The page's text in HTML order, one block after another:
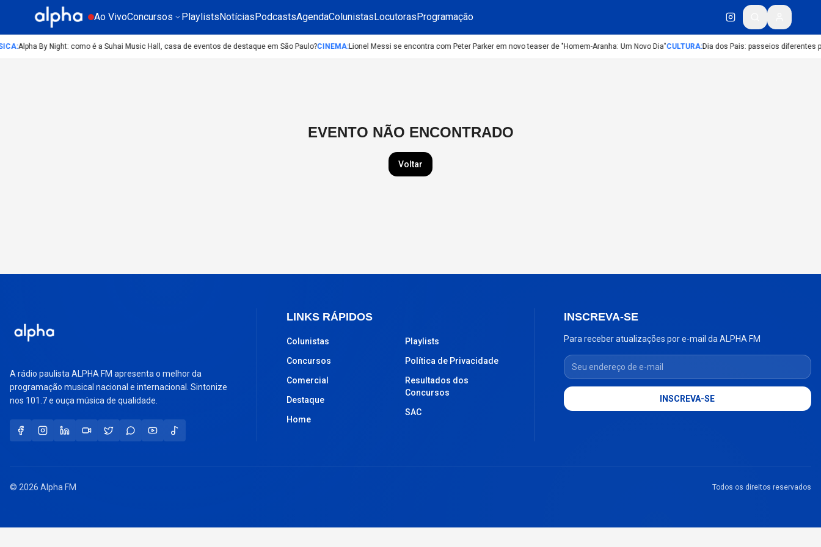
Ao VivoConcursos PlaylistsNotíciasPodcastsAgendaColunistasLocutorasProgramação
:Alpha By Night: como é a Suhai Music Hall, casa de eventos de destaque em São Paulo?CINEMA:Lionel Messi se encontra com Peter Parker em novo teaser de "Homem-Aranha: Um Novo Dia"CULTURA:Dia dos Pais: passeios diferentes
EVENTO NÃO ENCONTRADO
Voltar
A rádio paulista ALPHA FM apresenta o melhor da
programação musical nacional e internacional. Sintonize
nos 101.7 e ouça música de qualidade.
LINKS RÁPIDOS
Colunistas
Concursos
Comercial
Destaque
Home
Playlists
Política de Privacidade
Resultados dos
Concursos
SAC
INSCREVA-SE
Para receber atualizações por e-mail da ALPHA FM
Seu endereço de e-mail
INSCREVA-SE
© 2026 Alpha FM Todos os direitos reservados